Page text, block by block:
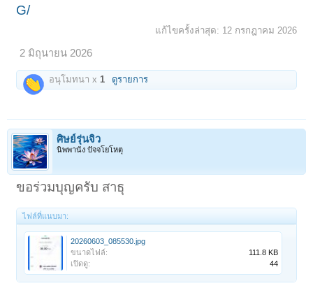
G/
แก้ไขครั้งล่าสุด: 12 กรกฎาคม 2026
2 มิถุนายน 2026
อนุโมทนา x 1 ดูรายการ
ศิษย์รุ่นจิ๋ว
นิพพานัง ปัจจโยโหตุ
ขอร่วมบุญครับ สาธุ
ไฟล์ที่แนบมา:
20260603_085530.jpg
ขนาดไฟล์:
111.8 KB
เปิดดู:
44